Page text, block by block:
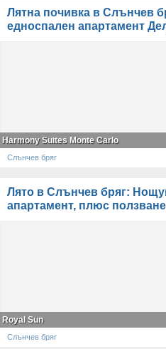
Лятна почивка в Слънчев
едноспален апартамент
Harmony Suites Monte Carlo
Слънчев бряг
Лято в Слънчев бряг:
апартамент, плюс
Royal Sun
Слънчев бряг